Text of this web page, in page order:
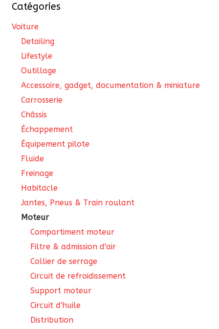
Catégories
Voiture
Detailing
Lifestyle
Outillage
Accessoire, gadget, documentation & miniature
Carrosserie
Châssis
Échappement
Équipement pilote
Fluide
Freinage
Habitacle
Jantes, Pneus & Train roulant
Moteur
Compartiment moteur
Filtre & admission d'air
Collier de serrage
Circuit de refroidissement
Support moteur
Circuit d'huile
Distribution